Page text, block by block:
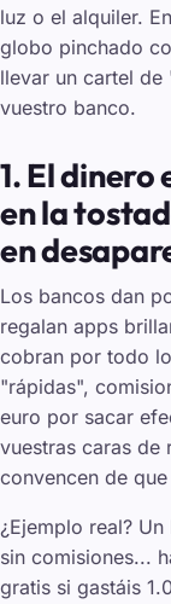
luz o el alquiler.
globo pinchado
llevar un cartel
vuestro banco.
1. El dinero
en la
en
Los bancos dan
regalan apps
cobran por todo
"rápidas",
euro por sacar
vuestras caras de
convencen de
¿Ejemplo real?
sin comisiones...
gratis si gastáis